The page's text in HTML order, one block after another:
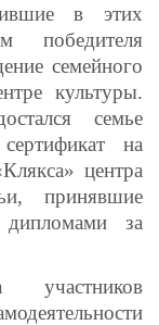
в этих
победителя
семейного
культуры.
семье
на
центра
принявшие
за
участников